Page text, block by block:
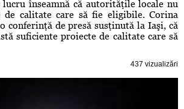
lucru înseamnă că autorităţile locale nu
de calitate care să fie eligibile. Corina
conferinţă de presă susţinută la Iaşi, că
suficiente proiecte de calitate care să
437 vizualizări